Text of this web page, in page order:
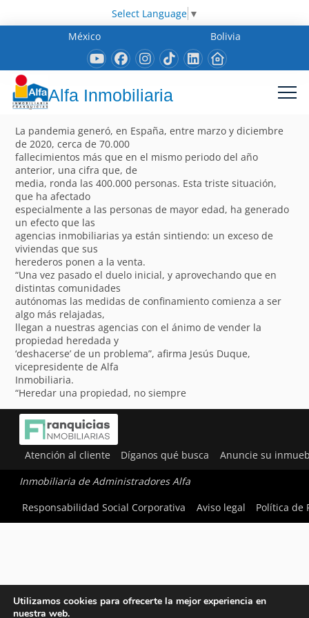
Select Language ▼
México
Bolivia
Alfa Inmobiliaria
La pandemia generó, en España, entre marzo y diciembre
de 2020, cerca de 70.000
fallecimientos más que en el mismo periodo del año
anterior, una cifra que, de
media, ronda las 400.000 personas. Esta triste situación,
que ha afectado
especialmente a las personas de mayor edad, ha generado
un efecto que las
agencias inmobiliarias ya están sintiendo: un exceso de
viviendas que sus
herederos ponen a la venta.
“Una vez pasado el duelo inicial, y aprovechando que en
distintas comunidades
autónomas las medidas de confinamiento comienza a ser
algo más relajadas,
llegan a nuestras agencias con el ánimo de vender la
propiedad heredada y
‘deshacerse’ de un problema”, afirma Jesús Duque,
vicepresidente de Alfa
Inmobiliaria.
“Heredar una propiedad, no siempre
Atención al cliente Díganos qué busca Anuncie su
Inmobiliaria de Administradores Alfa
Responsabilidad Social Corporativa
Aviso legal Política de
Utilizamos cookies para ofrecerte la mejor experiencia en
nuestra web.